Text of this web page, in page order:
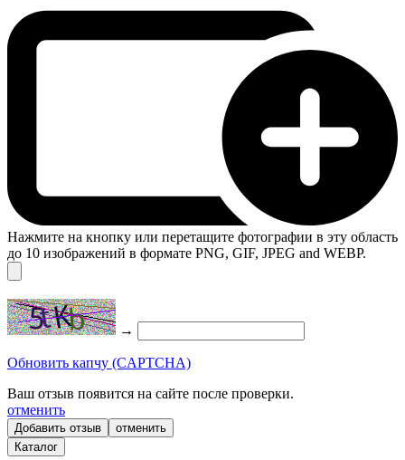
Нажмите на кнопку или перетащите фотографии в эту область
до 10 изображений в формате PNG, GIF, JPEG and WEBP.
→
Обновить капчу (CAPTCHA)
Ваш отзыв появится на сайте после проверки.
отменить
отменить
Каталог